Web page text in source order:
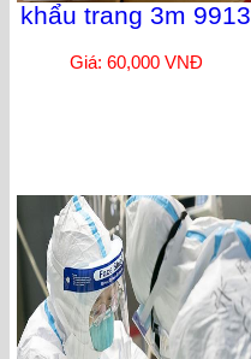
khẩu trang 3m 9913
Giá: 60,000 VNĐ